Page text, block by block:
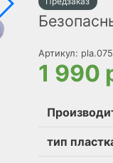
Артикул:
1 990
тип